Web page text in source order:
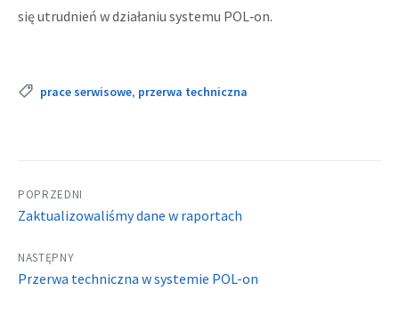
się utrudnień w działaniu systemu POL‑on.
Tags:
prace serwisowe, przerwa techniczna
POPRZEDNI
Zaktualizowaliśmy dane w raportach
NASTĘPNY
Przerwa techniczna w systemie POL-on